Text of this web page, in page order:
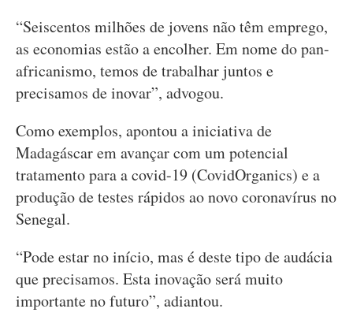
“Seiscentos milhões de jovens não têm emprego,
as economias estão a encolher. Em nome do pan-
africanismo, temos de trabalhar juntos e
precisamos de inovar”, advogou.
Como exemplos, apontou a iniciativa de
Madagáscar em avançar com um potencial
tratamento para a covid-19 (CovidOrganics) e a
produção de testes rápidos ao novo coronavírus no
Senegal.
“Pode estar no início, mas é deste tipo de audácia
que precisamos. Esta inovação será muito
importante no futuro”, adiantou.